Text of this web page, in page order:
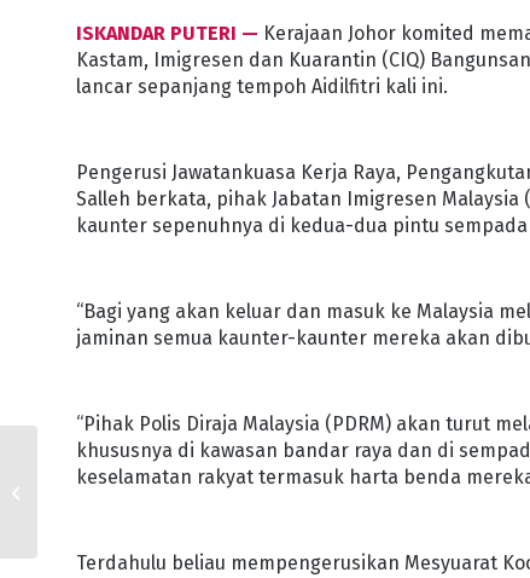
ISKANDAR PUTERI — Kerajaan Johor komited
Kastam, Imigresen dan Kuarantin (CIQ)
lancar sepanjang tempoh Aidilfitri kali ini.
Pengerusi Jawatankuasa Kerja Raya,
Salleh berkata, pihak Jabatan Imigresen Malaysia
kaunter sepenuhnya di kedua-dua pintu
“Bagi yang akan keluar dan masuk ke Malaysia
jaminan semua kaunter-kaunter mereka akan
“Pihak Polis Diraja Malaysia (PDRM) akan turut
khususnya di kawasan bandar raya dan di
keselamatan rakyat termasuk harta benda
Terdahulu beliau mempengerusikan Mesyuarat
SINGGAH SAHUR DUN
JOHOR LAMA SANTUNI